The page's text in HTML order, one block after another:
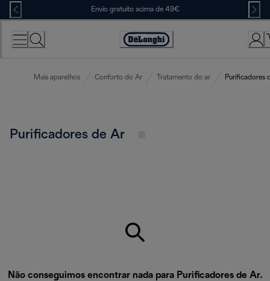
Skip
to
Content
Envio gratuito acima de 49€
Accessibility
Mais aparelhos Conforto do Ar Tratamento do ar Purificadores
Purificadores de Ar
Não conseguimos encontrar nada para Purificadores de Ar.